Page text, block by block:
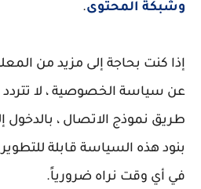
وشبكة المحتوى.
إذا كنت بحاجة إلى مزيد من
عن سياسة الخصوصية ، لا تتردد
طريق نموذج الاتصال ، بالدخول
بنود هذه السياسة قابلة
في أي وقت نراه ضرورياً.